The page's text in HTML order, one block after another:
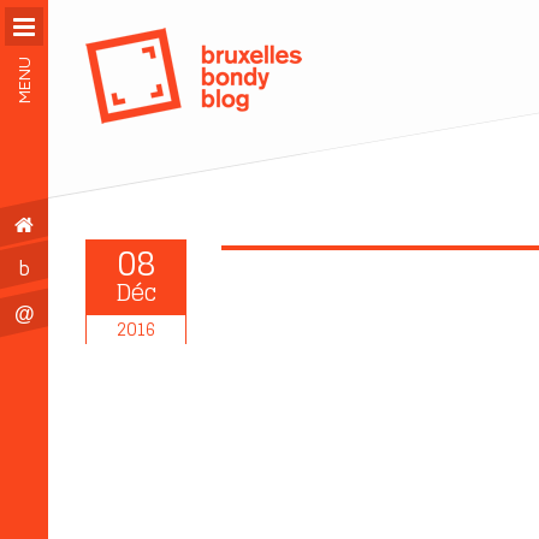
MENU
b
@
08
Déc
2016